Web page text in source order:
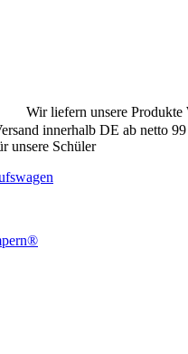
Wir liefern unsere Produkte
innerhalb DE ab netto
unsere Schüler